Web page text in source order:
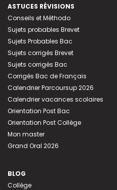
ASTUCES RÉVISIONS
Conseils et Méthodo
Sujets probables Brevet
Sujets Probables Bac
Sujets corrigés Brevet
Sujets corrigés Bac
Corrigés Bac de Français
Calendrier Parcoursup 2026
Calendrier vacances scolaires
Orientation Post Bac
Orientation Post Collège
Mon master
Grand Oral 2026
BLOG
Collège